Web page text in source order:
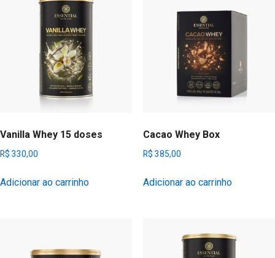
Vanilla Whey 15 doses
R$ 330,00
Adicionar ao carrinho
Cacao Whey Box
R$ 385,00
Adicionar ao carrinho